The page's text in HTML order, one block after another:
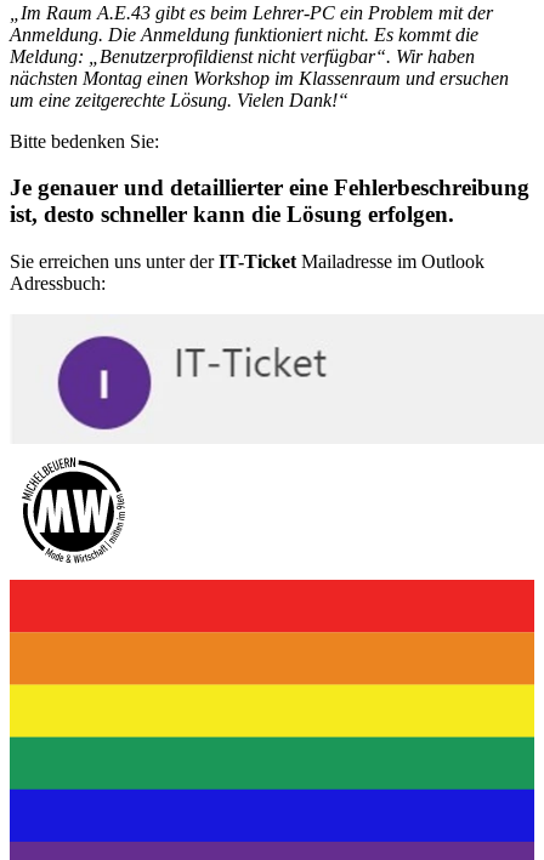
„Im Raum A.E.43 gibt es beim Lehrer-PC ein Problem mit der
Anmeldung. Die Anmeldung funktioniert nicht. Es kommt die
Meldung: „Benutzerprofildienst nicht verfügbar“. Wir haben
nächsten Montag einen Workshop im Klassenraum und ersuchen
um eine zeitgerechte Lösung. Vielen Dank!“
Bitte bedenken Sie:
Je genauer und detaillierter eine Fehlerbeschreibung
ist, desto schneller kann die Lösung erfolgen.
Sie erreichen uns unter derIT-Ticket Mailadresse im Outlook
Adressbuch: